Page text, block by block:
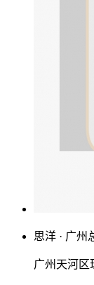
思洋 · 广州
广州天河区